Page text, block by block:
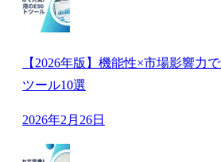
【2026年版】機能性×市場影響力
ツール10選
2026年2月26日